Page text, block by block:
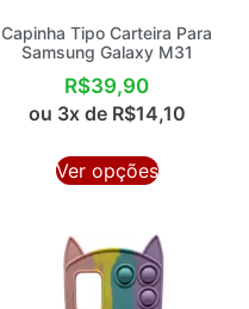
Capinha Tipo Carteira Para
Samsung Galaxy M31
R$39,90
ou 3x de R$14,10
Ver opções